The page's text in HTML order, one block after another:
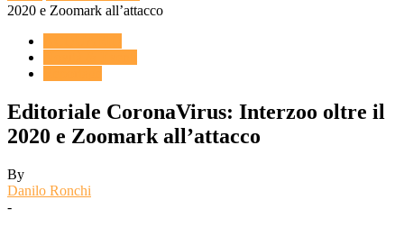
2020 e Zoomark all’attacco
Editoriale CoronaVirus: Interzoo oltre il
2020 e Zoomark all’attacco
By
Danilo Ronchi
-